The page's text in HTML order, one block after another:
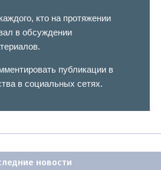
кто на протяжении
в обсуждении
публикации в
в социальных сетях.
новости